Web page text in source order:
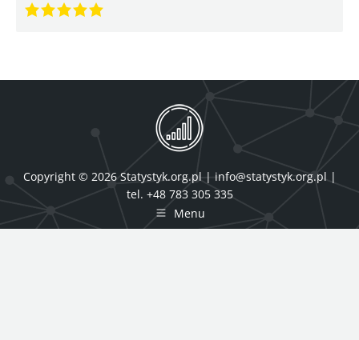
Copyright © 2026 Statystyk.org.pl | info@statystyk.org.pl |
tel. +48 783 305 335
Menu